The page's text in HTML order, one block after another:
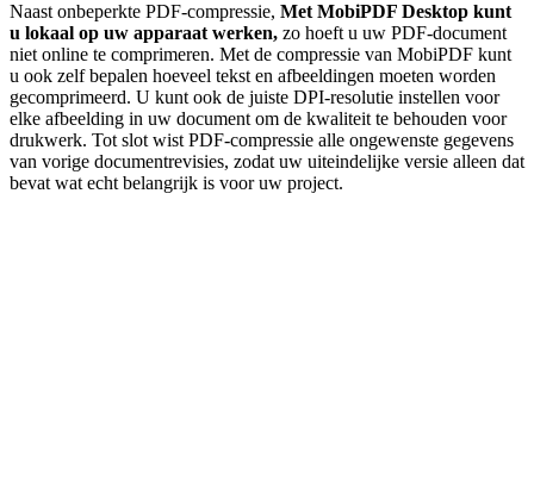
Naast onbeperkte PDF-compressie, Met MobiPDF Desktop kunt
u lokaal op uw apparaat werken, zo hoeft u uw PDF-document
niet online te comprimeren. Met de compressie van MobiPDF kunt
u ook zelf bepalen hoeveel tekst en afbeeldingen moeten worden
gecomprimeerd. U kunt ook de juiste DPI-resolutie instellen voor
elke afbeelding in uw document om de kwaliteit te behouden voor
drukwerk. Tot slot wist PDF-compressie alle ongewenste gegevens
van vorige documentrevisies, zodat uw uiteindelijke versie alleen dat
bevat wat echt belangrijk is voor uw project.